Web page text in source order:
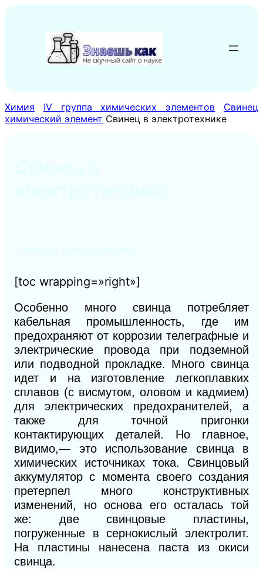
содержимому
Химия IV группа химических элементов
Свинец
химический элемент Свинец в электротехнике
[toc wrapping=»right»]
Особенно много свинца потребляет
кабельная промышленность, где им
предохраняют от коррозии телеграфные и
электрические провода при подземной
или подводной прокладке. Много свинца
идет и на изготовление легкоплавких
сплавов (с висмутом, оловом и кадмием)
для электрических предохранителей, а
также для точной пригонки
контактирующих деталей. Но главное,
видимо,— это использование свинца в
химических источниках тока. Свинцовый
аккумулятор с момента своего создания
претерпел много конструктивных
изменений, но основа его осталась той
же: две свинцовые пластины,
погруженные в сернокислый электролит.
На пластины нанесена паста из окиси
свинца.